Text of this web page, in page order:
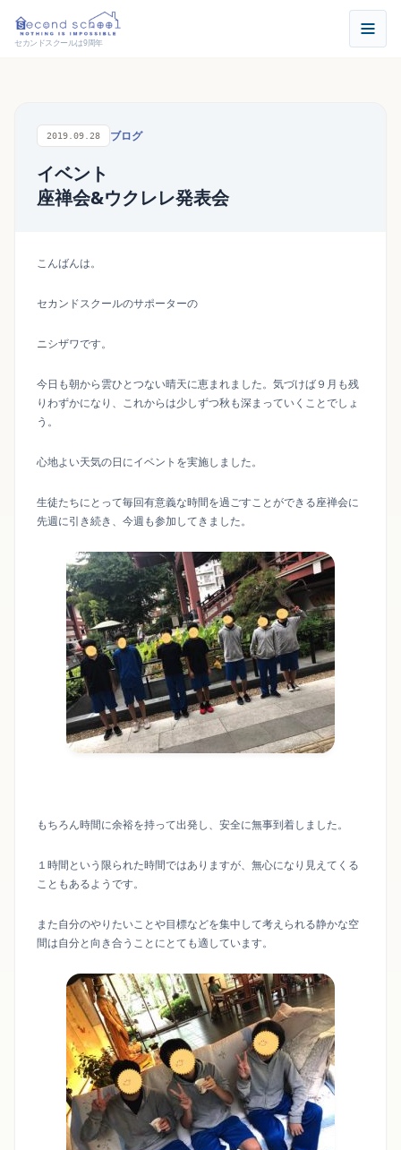
セカンドスクールは9周年
2019.09.28 ブログ
イベント
座禅会&ウクレレ発表会
こんばんは。
セカンドスクールのサポーターの
ニシザワです。
今日も朝から雲ひとつない晴天に恵まれました。気づけば９月も残
りわずかになり、これからは少しずつ秋も深まっていくことでしょ
う。
心地よい天気の日にイベントを実施しました。
生徒たちにとって毎回有意義な時間を過ごすことができる座禅会に
先週に引き続き、今週も参加してきました。
もちろん時間に余裕を持って出発し、安全に無事到着しました。
１時間という限られた時間ではありますが、無心になり見えてくる
こともあるようです。
また自分のやりたいことや目標などを集中して考えられる静かな空
間は自分と向き合うことにとても適しています。